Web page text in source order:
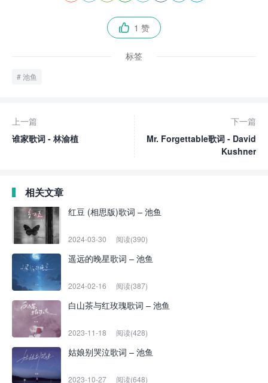
 1 赞
标签
池鱼
上一篇
谁家歌词 - 林渝植
下一篇
Mr. Forgettable歌词 - David
Kushner
相关文章
红豆 (相思版)歌词 – 池鱼
2024-03-30 阅读(390)
遥远的晚星歌词 – 池鱼
2024-02-16 阅读(387)
白山茶与红玫瑰歌词 – 池鱼
2023-11-18 阅读(428)
姑娘别哭泣歌词 – 池鱼
2023-10-27 阅读(648)